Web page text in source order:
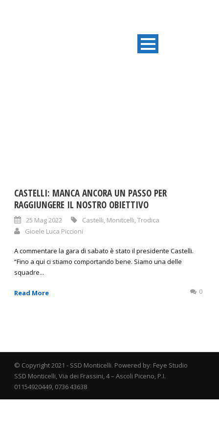
CASTELLI: MANCA ANCORA UN PASSO PER
RAGGIUNGERE IL NOSTRO OBIETTIVO
25 Mag 2022 Castelli, Monitcelli,Trodica
Gioele Luca Piccioni
A commentare la gara di sabato è stato il presidente Castelli.
“Fino a qui ci stiamo comportando bene. Siamo una delle
squadre...
Read More 0
© Copyright 2021 - SSD Monticelli. Powered by: Feye Studio
SSD Monticelli, Via dei Frassini, 4 – Ascoli Piceno, P.I.
01154920449, 0736 43638